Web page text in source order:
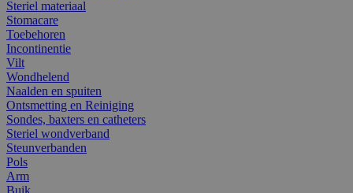
Steriel materiaal
Stomacare
Toebehoren
Incontinentie
Vilt
Wondhelend
Naalden en spuiten
Ontsmetting en Reiniging
Sondes, baxters en catheters
Steriel wondverband
Steunverbanden
Pols
Arm
Buik